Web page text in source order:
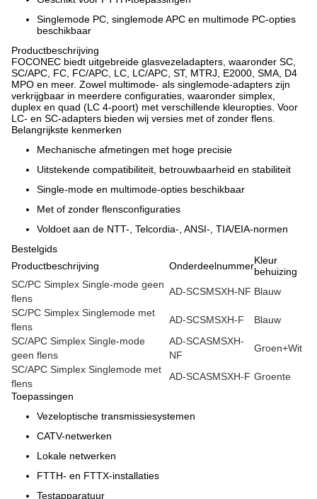
Singlemode PC, singlemode APC en multimode PC-opties
beschikbaar
Productbeschrijving
FOCONEC biedt uitgebreide glasvezeladapters, waaronder SC,
SC/APC, FC, FC/APC, LC, LC/APC, ST, MTRJ, E2000, SMA, D4
MPO en meer. Zowel multimode- als singlemode-adapters zijn
verkrijgbaar in meerdere configuraties, waaronder simplex,
duplex en quad (LC 4-poort) met verschillende kleuropties. Voor
LC- en SC-adapters bieden wij versies met of zonder flens.
Belangrijkste kenmerken
Mechanische afmetingen met hoge precisie
Uitstekende compatibiliteit, betrouwbaarheid en stabiliteit
Single-mode en multimode-opties beschikbaar
Met of zonder flensconfiguraties
Voldoet aan de NTT-, Telcordia-, ANSI-, TIA/EIA-normen
Bestelgids
Productbeschrijving
OnderdeelnummerKleur
behuizing
SC/PC Simplex Single-mode geen
flens
AD-SCSMSXH-NF Blauw
SC/PC Simplex Singlemode met
flens
AD-SCSMSXH-F
Blauw
SC/APC Simplex Single-mode
geen flens
AD-SCASMSXH-
NF
Groen+Wit
SC/APC Simplex Singlemode met
flens
AD-SCASMSXH-F Groente
Toepassingen
Vezeloptische transmissiesystemen
CATV-netwerken
Lokale netwerken
FTTH- en FTTX-installaties
Testapparatuur